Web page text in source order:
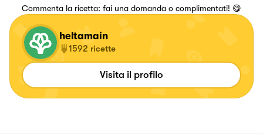
Commenta la ricetta: fai una domanda o complimentati! 😋
heltamain
1592 ricette
Visita il profilo